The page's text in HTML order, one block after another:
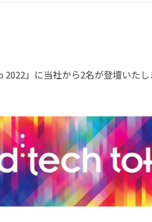
」に当社から2名が登壇いたし